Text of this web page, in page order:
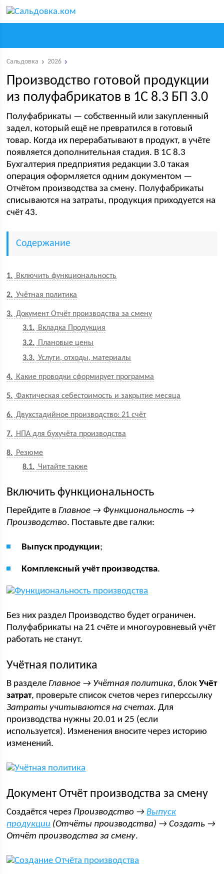
Сальдовка 2026
Производство готовой продукции
из полуфабрикатов в 1С 8.3 БП 3.0
Полуфабрикаты — собственный или закупленный
задел, который ещё не превратился в готовый
товар. Когда их перерабатывают в продукт, в учёте
появляется дополнительная стадия. В 1С 8.3
Бухгалтерия предприятия редакции 3.0 такая
операция оформляется одним документом —
Отчётом производства за смену. Полуфабрикаты
списываются на затраты, продукция приходуется на
счёт 43.
Содержание
1 Включить функциональность
2 Учётная политика
3
Документ Отчёт производства за смену
3.1
Вкладка Продукция
3.2
Плановые цены
3.3
Услуги, отходы, материалы
4 Какие проводки сформирует программа
5 Фактическая себестоимость и закрытие месяца
6 Двухстадийное производство: 21 счёт
7 НПА для бухучёта производства
8
Резюме
8.1
Читайте также
Включить функциональность
Перейдите в Главное → Функциональность →
Производство. Поставьте две галки:
Выпуск продукции;
Комплексный учёт производства.
Без них раздел Производство будет ограничен.
Полуфабрикаты на 21 счёте и многоуровневый учёт
работать не станут.
Учётная политика
В разделе Главное → Учётная политика, блокУчёт
затрат, проверьте список счетов через гиперссылку
Затраты учитываются на счетах. Для
производства нужны 20.01 и 25 (если
используется). Изменения вносите через историю
изменений.
Документ Отчёт производства за смену
Создаётся через Производство →Выпуск
продукции (Отчёты производства) → Создать →
Отчёт производства за смену.